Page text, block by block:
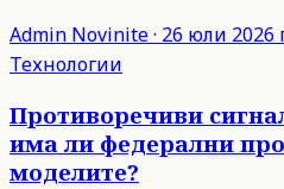
Admin Novinite· 26 юли 2026
Технологии
Противоречиви
има ли федерални
моделите?